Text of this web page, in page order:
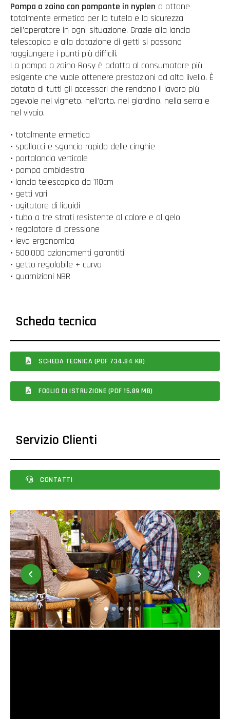
Pompa a zaino con pompante in nyplen o ottone
totalmente ermetica per la tutela e la sicurezza
dell’operatore in ogni situazione. Grazie alla lancia
telescopica e alla dotazione di getti si possono
raggiungere i punti più difficili.
La pompa a zaino Rosy è adatta al consumatore più
esigente che vuole ottenere prestazioni ad alto livello. È
dotata di tutti gli accessori che rendono il lavoro più
agevole nel vigneto, nell’orto, nel giardino, nella serra e
nel vivaio.
• totalmente ermetica
• spallacci e sgancio rapido delle cinghie
• portalancia verticale
• pompa ambidestra
• lancia telescopica da 110cm
• getti vari
• agitatore di liquidi
• tubo a tre strati resistente al calore e al gelo
• regolatore di pressione
• leva ergonomica
• 500.000 azionamenti garantiti
• getto regolabile + curva
• guarnizioni NBR
Scheda tecnica
SCHEDA TECNICA (PDF 734.84 KB)
FOGLIO DI ISTRUZIONE (PDF 15.89 MB)
Servizio Clienti
CONTATTI